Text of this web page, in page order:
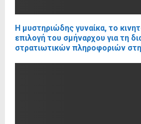
Η μυστηριώδης γυναίκα, το
επιλογή του σμήναρχου για τη
στρατιωτικών πληροφοριών